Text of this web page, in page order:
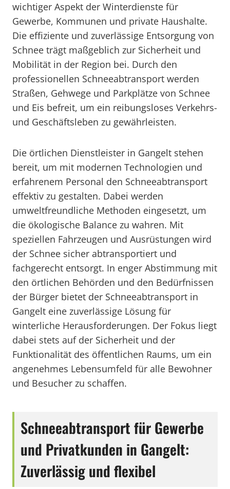
wichtiger Aspekt der Winterdienste für
Gewerbe, Kommunen und private Haushalte.
Die effiziente und zuverlässige Entsorgung von
Schnee trägt maßgeblich zur Sicherheit und
Mobilität in der Region bei. Durch den
professionellen Schneeabtransport werden
Straßen, Gehwege und Parkplätze von Schnee
und Eis befreit, um ein reibungsloses Verkehrs-
und Geschäftsleben zu gewährleisten.
Die örtlichen Dienstleister in Gangelt stehen
bereit, um mit modernen Technologien und
erfahrenem Personal den Schneeabtransport
effektiv zu gestalten. Dabei werden
umweltfreundliche Methoden eingesetzt, um
die ökologische Balance zu wahren. Mit
speziellen Fahrzeugen und Ausrüstungen wird
der Schnee sicher abtransportiert und
fachgerecht entsorgt. In enger Abstimmung mit
den örtlichen Behörden und den Bedürfnissen
der Bürger bietet der Schneeabtransport in
Gangelt eine zuverlässige Lösung für
winterliche Herausforderungen. Der Fokus liegt
dabei stets auf der Sicherheit und der
Funktionalität des öffentlichen Raums, um ein
angenehmes Lebensumfeld für alle Bewohner
und Besucher zu schaffen.
Schneeabtransport für Gewerbe
und Privatkunden in Gangelt:
Zuverlässig und flexibel